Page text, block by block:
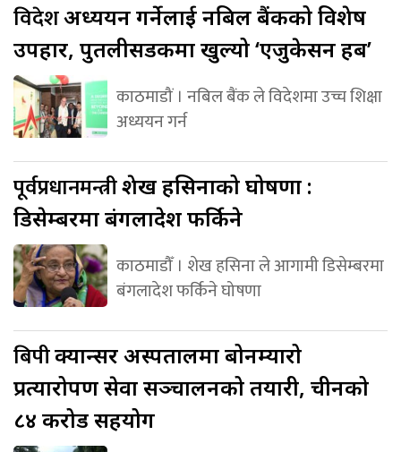
विदेशअध्ययन गर्नेलाई नबिल बैंकको विशेष
उपहार, पुतलीसडकमा खुल्यो ‘एजुकेसन हब’
काठमाडौं । नबिल बैंक ले विदेशमा उच्च शिक्षा
अध्ययन गर्न
पूर्वप्रधानमन्त्रीशेख हसिनाको घोषणा :
डिसेम्बरमा बंगलादेश फर्किने
काठमाडौँ । शेख हसिना ले आगामी डिसेम्बरमा
बंगलादेश फर्किने घोषणा
बिपीक्यान्सर अस्पतालमा बोनम्यारो
प्रत्यारोपण सेवा सञ्चालनको तयारी, चीनको
८४ करोड सहयोग